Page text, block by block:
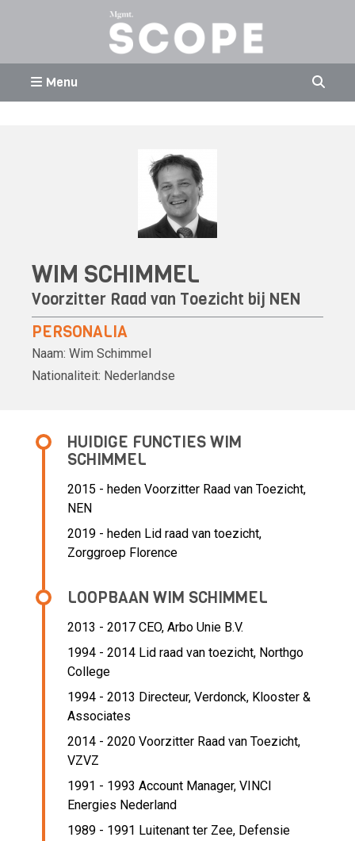
Menu
WIM SCHIMMEL
Voorzitter Raad van Toezicht bij NEN
PERSONALIA
Naam: Wim Schimmel
Nationaliteit: Nederlandse
HUIDIGE FUNCTIES WIM
SCHIMMEL
2015 - heden Voorzitter Raad van Toezicht,
NEN
2019 - heden Lid raad van toezicht,
Zorggroep Florence
LOOPBAAN WIM SCHIMMEL
2013 - 2017 CEO, Arbo Unie B.V.
1994 - 2014 Lid raad van toezicht, Northgo
College
1994 - 2013 Directeur, Verdonck, Klooster &
Associates
2014 - 2020 Voorzitter Raad van Toezicht,
VZVZ
1991 - 1993 Account Manager, VINCI
Energies Nederland
1989 - 1991 Luitenant ter Zee, Defensie